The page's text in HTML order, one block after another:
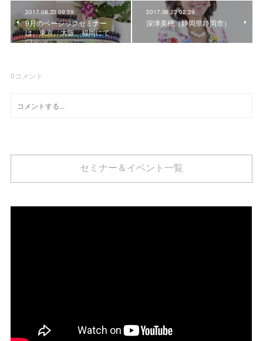
2017.08.23 09:59
9月のベーシックセミナー
は、東京、大阪、福岡にて
♡
2017.08.23 02:29
深津美穂（静岡県静岡市）
0コメント
セミナー＆イベント一覧